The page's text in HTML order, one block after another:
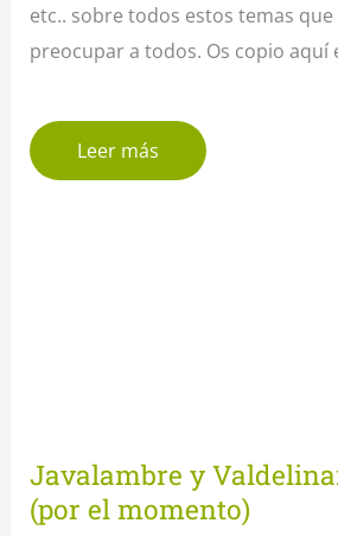
etc.. sobre todos estos temas
preocupar a todos. Os copio aquí
Leer más
Javalambre y
(por el momento)